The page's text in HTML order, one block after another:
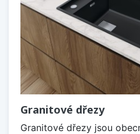
Granitové dřezy
Granitové dřezy jsou